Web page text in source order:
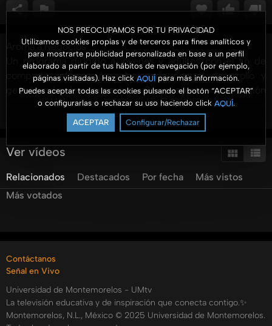
NOS PREOCUPAMOS POR TU PRIVACIDAD
Utilizamos cookies propias y de terceros para fines analíticos y
para mostrarte publicidad personalizada en base a un perfil
elaborado a partir de tus hábitos de navegación (por ejemplo,
páginas visitadas). Haz click AQUÍ para más información.
Puedes aceptar todas las cookies pulsando el botón “ACEPTAR”
o configurarlas o rechazar su uso haciendo click AQUÍ.
ACEPTAR Configurar/Rechazar
Aroma a Negocios
Un programa dirigido a jóvenes y adultos con el fin de
compartir información relacionada con el desarrollo y
gestión de los negocios. Se presenta información
profesional con un enfoque práctico y para ser aterrizado
en las organizaciones.
Hoy tenemos la segunda parte del tema Relaciones
#AromaANegocios #UMtv #FACEJ
yared garcia
relaciones
Ver más
Ver vídeos
Relacionados Destacados Por fecha
Más vistos
Más votados
Contáctanos
Señal en Vivo
Universidad de Montemorelos - UMtv
La televisión educativa y de inspiración que conecta contigo.✨
Montemorelos, N.L., México © 2025 Universidad de Montemorelos.